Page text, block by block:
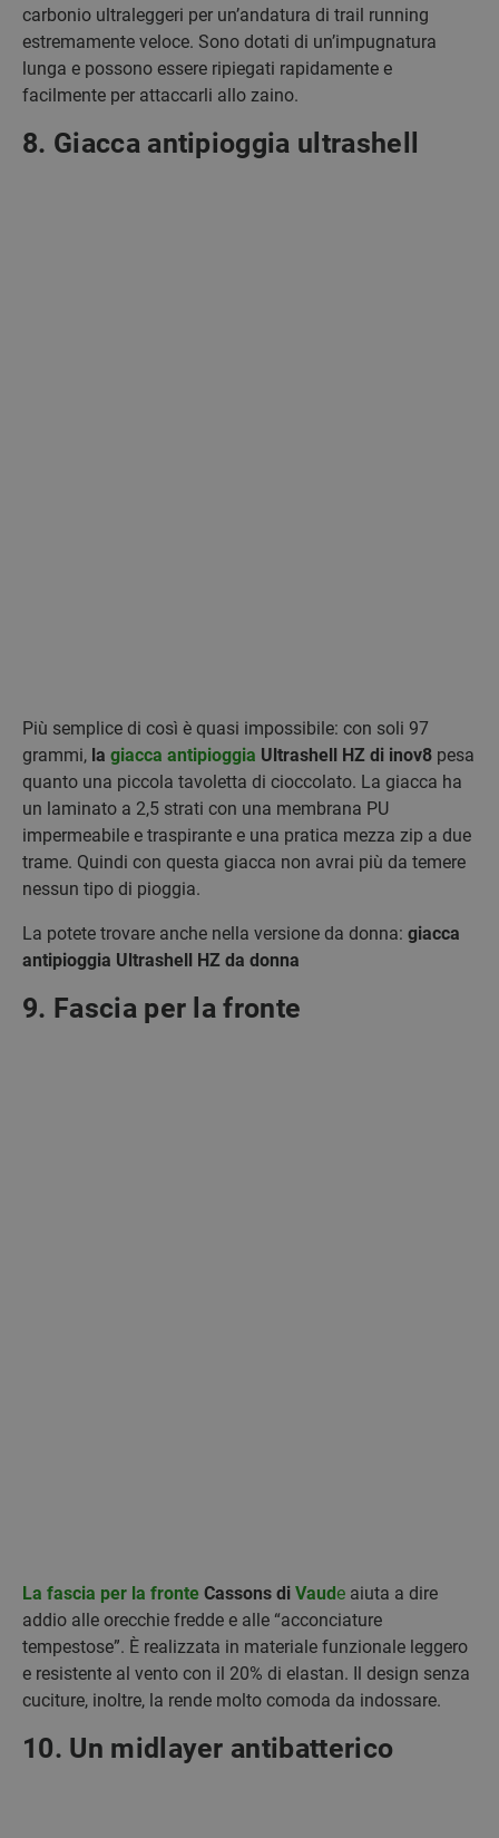
carbonio ultraleggeri per un’andatura di trail running
estremamente veloce. Sono dotati di un’impugnatura
lunga e possono essere ripiegati rapidamente e
facilmente per attaccarli allo zaino.
8. Giacca antipioggia ultrashell
Più semplice di così è quasi impossibile: con soli 97
grammi, la giacca antipioggia Ultrashell HZ di inov8 pesa
quanto una piccola tavoletta di cioccolato. La giacca ha
un laminato a 2,5 strati con una membrana PU
impermeabile e traspirante e una pratica mezza zip a due
trame. Quindi con questa giacca non avrai più da temere
nessun tipo di pioggia.
La potete trovare anche nella versione da donna: giacca
antipioggia Ultrashell HZ da donna
9. Fascia per la fronte
La fascia per la fronte Cassons di Vaude aiuta a dire
addio alle orecchie fredde e alle “acconciature
tempestose”. È realizzata in materiale funzionale leggero
e resistente al vento con il 20% di elastan. Il design senza
cuciture, inoltre, la rende molto comoda da indossare.
10. Un midlayer antibatterico